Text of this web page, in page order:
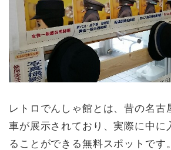
レトロでんしゃ館とは、昔の名古
車が展示されており、実際に中に
ることができる無料スポットです。